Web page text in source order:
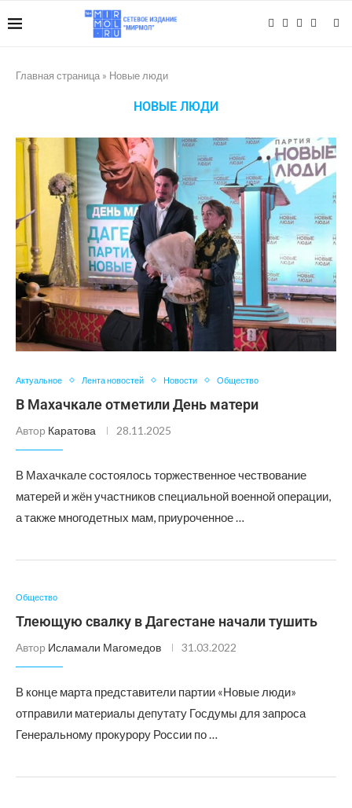
Главная страница » Новые люди
НОВЫЕ ЛЮДИ
Актуальное Лента новостей Новости Общество
В Махачкале отметили День матери
Автор Каратова 28.11.2025
В Махачкале состоялось торжественное чествование
матерей и жён участников специальной военной операции,
а также многодетных мам, приуроченное …
Общество
Тлеющую свалку в Дагестане начали тушить
Автор Исламали Магомедов 31.03.2022
В конце марта представители партии «Новые люди»
отправили материалы депутату Госдумы для запроса
Генеральному прокурору России по …